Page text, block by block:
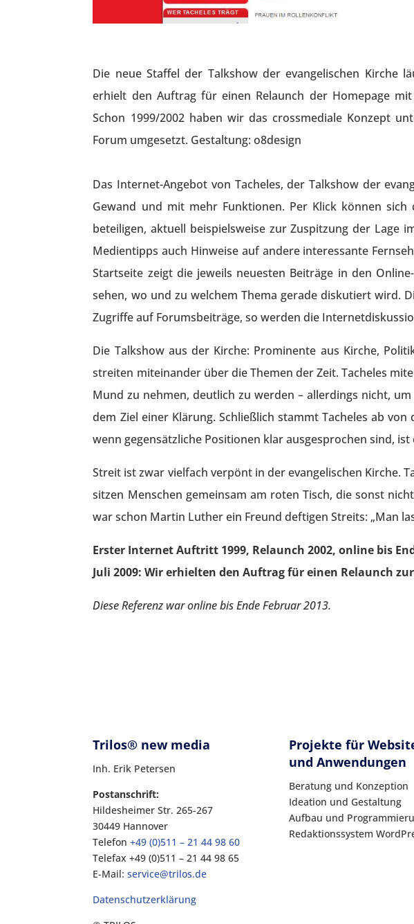
Die neue Staffel der Talkshow der evangelischen Kirche
erhielt den Auftrag für einen Relaunch der Homepage
Schon 1999/2002 haben wir das crossmediale Konzept
Forum umgesetzt. Gestaltung: o8design
Das Internet-Angebot von Tacheles, der Talkshow der
Gewand und mit mehr Funktionen. Per Klick können
beteiligen, aktuell beispielsweise zur Zuspitzung der Lage
Medientipps auch Hinweise auf andere interessante
Startseite zeigt die jeweils neuesten Beiträge in den
sehen, wo und zu welchem Thema gerade diskutiert wird.
Zugriffe auf Forumsbeiträge, so werden die
Die Talkshow aus der Kirche: Prominente aus Kirche,
streiten miteinander über die Themen der Zeit. Tacheles
Mund zu nehmen, deutlich zu werden – allerdings nicht,
dem Ziel einer Klärung. Schließlich stammt Tacheles ab
wenn gegensätzliche Positionen klar ausgesprochen sind,
Streit ist zwar vielfach verpönt in der evangelischen Kirche.
sitzen Menschen gemeinsam am roten Tisch, die sonst
war schon Martin Luther ein Freund deftigen Streits: „Man
Erster Internet Auftritt 1999, Relaunch 2002, online bis
Juli 2009: Wir erhielten den Auftrag für einen Relaunch
Diese Referenz war online bis Ende Februar 2013.
Trilos® new media
Inh. Erik Petersen
Postanschrift:
Hildesheimer Str. 265-267
30449 Hannover
Telefon+49 (0)511 – 21 44 98 60
Telefax +49 (0)511 – 21 44 98 65
E-Mail:service@trilos.de
Datenschutzerklärung
Projekte für
und Anwendungen
Beratung und Konzeption
Ideation und Gestaltung
Aufbau und
Redaktionssystem